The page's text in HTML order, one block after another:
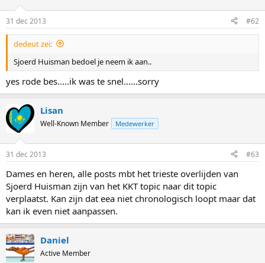
31 dec 2013 #62
dedeut zei:
Sjoerd Huisman bedoel je neem ik aan..
yes rode bes.....ik was te snel......sorry
Lisan
Well-Known Member Medewerker
31 dec 2013 #63
Dames en heren, alle posts mbt het trieste overlijden van
Sjoerd Huisman zijn van het KKT topic naar dit topic
verplaatst. Kan zijn dat eea niet chronologisch loopt maar dat
kan ik even niet aanpassen.
Daniel
Active Member